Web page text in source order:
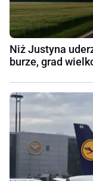
Niż Justyna
burze, grad